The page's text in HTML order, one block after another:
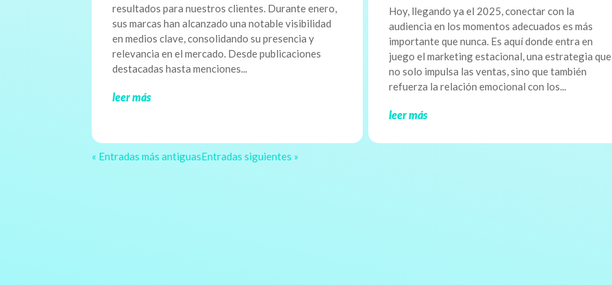
resultados para nuestros clientes. Durante enero,
sus marcas han alcanzado una notable visibilidad
en medios clave, consolidando su presencia y
relevancia en el mercado. Desde publicaciones
destacadas hasta menciones...
leer más
Hoy, llegando ya el 2025, conectar con la
audiencia en los momentos adecuados es más
importante que nunca. Es aquí donde entra en
juego el marketing estacional, una estrategia que
no solo impulsa las ventas, sino que también
refuerza la relación emocional con los...
leer más
« Entradas más antiguasEntradas siguientes »